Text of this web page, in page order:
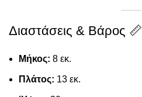
Διαστάσεις & Βάρος 📏
Μήκος: 8 εκ.
Πλάτος: 13 εκ.